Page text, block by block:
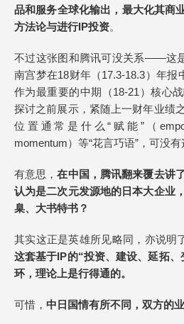
品和服务全球化输出，最大化其商
方法论与进行IP投资。
不过这张图和腾讯可没关系——这
南宫梦在18财年（17.3-18.3）年报
作为最重要的中期（18-21）核心
探讨之前展示，紧随上一财年业绩
位置通常是什么“赋能”（
momentum）等“花言巧语”，可没有
有意思，在中国，腾讯翻来覆去讲
认为是二次元发源地的日本大企业
臬、大书特书？
其实这正是英雄所见略同，亦说明
这套基于IP的“投资、建设、延拓
环，理论上是行得通的。
可惜， 中日国情有所不同，双方的